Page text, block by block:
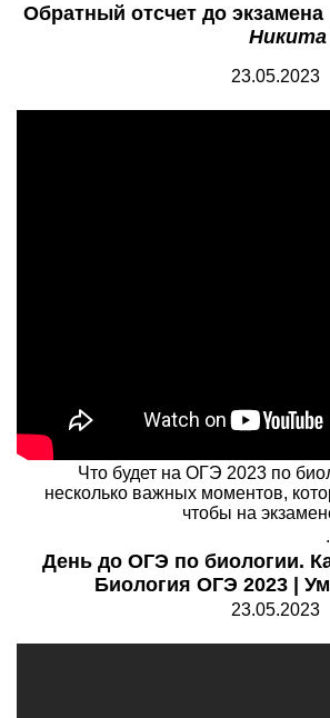
Обратный отсчет до
Никита
Что будет на ОГЭ 2023 по
несколько важных моментов,
чтобы на
.
День до ОГЭ по биологии.
Биология ОГЭ 2023 |